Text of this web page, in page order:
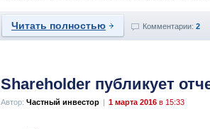
Читать полностью Комментарии: 2
Shareholder публикует
Автор: Частный инвестор | 1 марта 2016 в 15:33